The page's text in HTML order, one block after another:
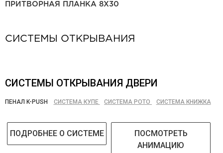
ПРИТВОРНАЯ ПЛАНКА 8Х30
СИСТЕМЫ ОТКРЫВАНИЯ
СИСТЕМЫ ОТКРЫВАНИЯ ДВЕРИ
ПЕНАЛ K-PUSH СИСТЕМА КУПЕ СИСТЕМА РОТО СИСТЕМА КНИЖКА
ПОДРОБНЕЕ О СИСТЕМЕ
ПОСМОТРЕТЬ
АНИМАЦИЮ